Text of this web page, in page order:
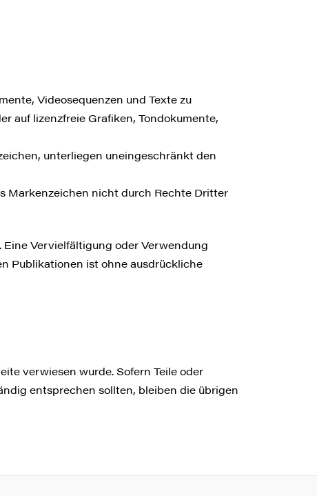
Videosequenzen und Texte zu
auf lizenzfreie Grafiken, Tondokumente,
unterliegen uneingeschränkt den
Markenzeichen nicht durch Rechte Dritter
Vervielfältigung oder Verwendung
Publikationen ist ohne ausdrückliche
verwiesen wurde. Sofern Teile oder
entsprechen sollten, bleiben die übrigen